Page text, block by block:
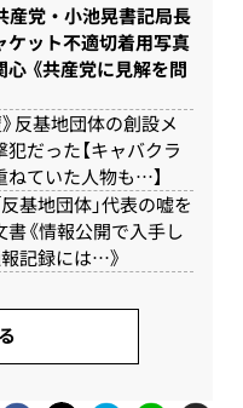
産党・小池晃書記局長
ケット不適切着用写真
《共産党に見解を問
反基地団体の創設メ
だった【キャバクラ
ていた人物も…】
反基地団体」代表の嘘を
《情報公開で入手し
記録には…》